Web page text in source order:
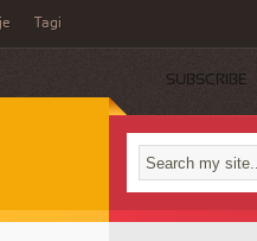
Tagi
SUBSCRIBE